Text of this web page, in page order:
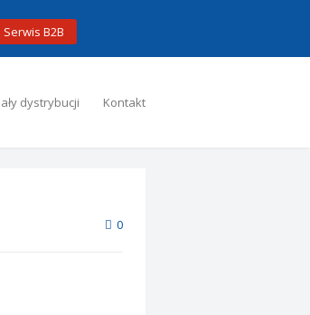
Serwis B2B
dystrybucji Kontakt
0